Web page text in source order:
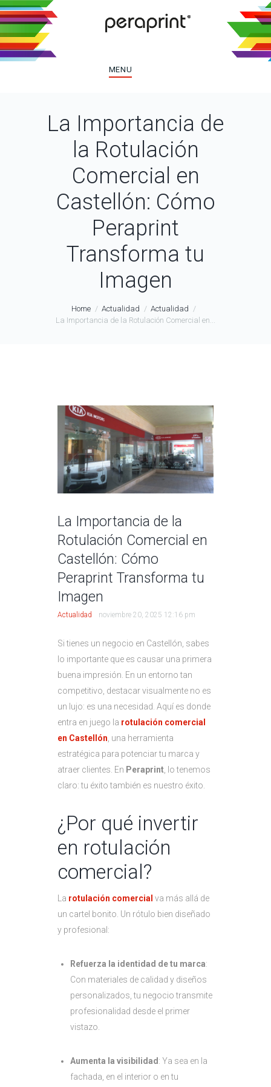
MENU
La Importancia de
la Rotulación
Comercial en
Castellón: Cómo
Peraprint
Transforma tu
Imagen
Home Actualidad
Actualidad
La Importancia de la Rotulación Comercial en...
La Importancia de la
Rotulación Comercial en
Castellón: Cómo
Peraprint Transforma tu
Imagen
Actualidad noviembre 20, 2025 12:16 pm
Si tienes un negocio en Castellón, sabes
lo importante que es causar una primera
buena impresión. En un entorno tan
competitivo, destacar visualmente no es
un lujo: es una necesidad. Aquí es donde
entra en juego la rotulación comercial
en Castellón , una herramienta
estratégica para potenciar tu marca y
atraer clientes. En Peraprint , lo tenemos
claro: tu éxito también es nuestro éxito.
¿Por qué invertir
en rotulación
comercial?
La rotulación comercial va más allá de
un cartel bonito. Un rótulo bien diseñado
y profesional:
Refuerza la identidad de tu marca:
Con materiales de calidad y diseños
personalizados, tu negocio transmite
profesionalidad desde el primer
vistazo.
Aumenta la visibilidad : Ya sea en la
fachada, en el interior o en tu